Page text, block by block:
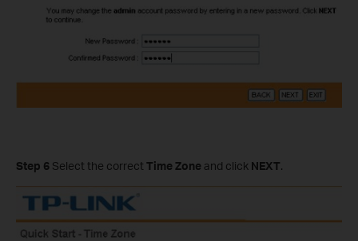
Step 6 Select the correct Time Zone and click NEXT.